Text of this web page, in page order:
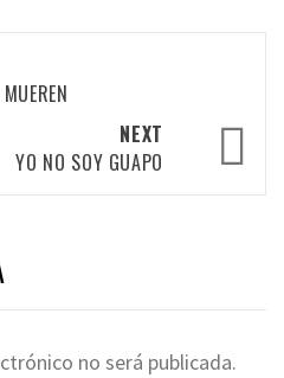
NEXT
YO NO SOY GUAPO
no será publicada.